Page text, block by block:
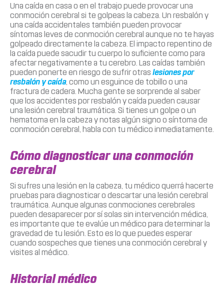
Una caída en casa o en el trabajo puede provocar una
conmoción cerebral si te golpeas la cabeza. Un resbalón y
una caída accidentales también pueden provocar
síntomas leves de conmoción cerebral aunque no te hayas
golpeado directamente la cabeza. El impacto repentino de
la caída puede sacudir tu cuerpo lo suficiente como para
afectar negativamente a tu cerebro. Las caídas también
pueden ponerte en riesgo de sufrir otras lesiones por
resbalón y caída, como un esguince de tobillo o una
fractura de cadera. Mucha gente se sorprende al saber
que los accidentes por resbalón y caída pueden causar
una lesión cerebral traumática. Si tienes un golpe o un
hematoma en la cabeza y notas algún signo o síntoma de
conmoción cerebral, habla con tu médico inmediatamente.
Cómo diagnosticar una conmoción
cerebral
Si sufres una lesión en la cabeza, tu médico querrá hacerte
pruebas para diagnosticar o descartar una lesión cerebral
traumática. Aunque algunas conmociones cerebrales
pueden desaparecer por sí solas sin intervención médica,
es importante que te evalúe un médico para determinar la
gravedad de tu lesión. Esto es lo que puedes esperar
cuando sospeches que tienes una conmoción cerebral y
visites al médico.
Historial médico